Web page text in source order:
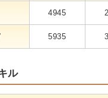
4945
5935
ル